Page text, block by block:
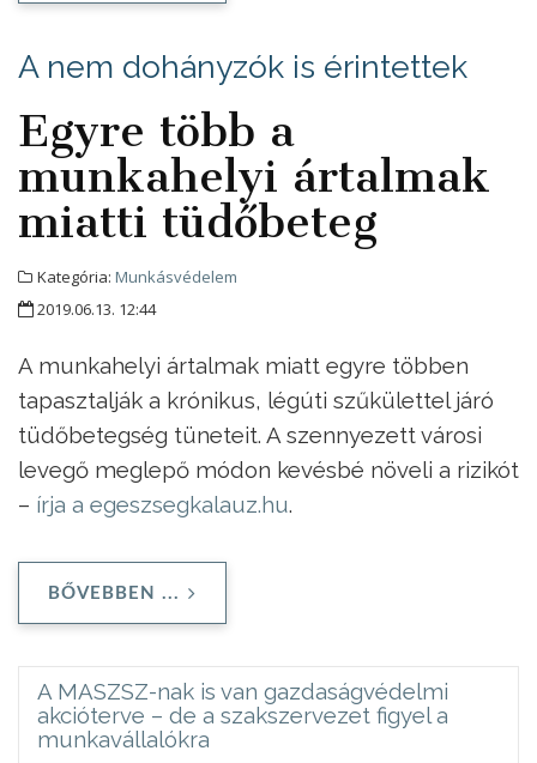
A nem dohányzók is érintettek
Egyre több a
munkahelyi ártalmak
miatti tüdőbeteg
Kategória: Munkásvédelem
2019.06.13. 12:44
A munkahelyi ártalmak miatt egyre többen
tapasztalják a krónikus, légúti szűkülettel járó
tüdőbetegség tüneteit. A szennyezett városi
levegő meglepő módon kevésbé növeli a rizikót
– írja a egeszsegkalauz.hu.
BŐVEBBEN ...
A MASZSZ-nak is van gazdaságvédelmi
akcióterve – de a szakszervezet figyel a
munkavállalókra